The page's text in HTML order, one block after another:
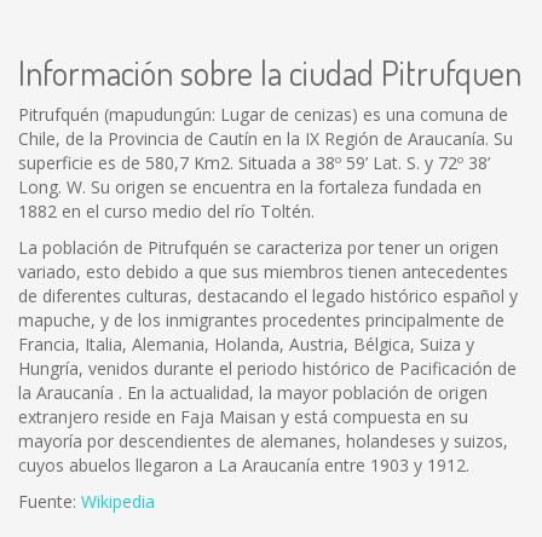
Información sobre la ciudad Pitrufquen
Pitrufquén (mapudungún: Lugar de cenizas) es una comuna de
Chile, de la Provincia de Cautín en la IX Región de Araucanía. Su
superficie es de 580,7 Km2. Situada a 38º 59’ Lat. S. y 72º 38’
Long. W. Su origen se encuentra en la fortaleza fundada en
1882 en el curso medio del río Toltén.
La población de Pitrufquén se caracteriza por tener un origen
variado, esto debido a que sus miembros tienen antecedentes
de diferentes culturas, destacando el legado histórico español y
mapuche, y de los inmigrantes procedentes principalmente de
Francia, Italia, Alemania, Holanda, Austria, Bélgica, Suiza y
Hungría, venidos durante el periodo histórico de Pacificación de
la Araucanía . En la actualidad, la mayor población de origen
extranjero reside en Faja Maisan y está compuesta en su
mayoría por descendientes de alemanes, holandeses y suizos,
cuyos abuelos llegaron a La Araucanía entre 1903 y 1912.
Fuente: Wikipedia